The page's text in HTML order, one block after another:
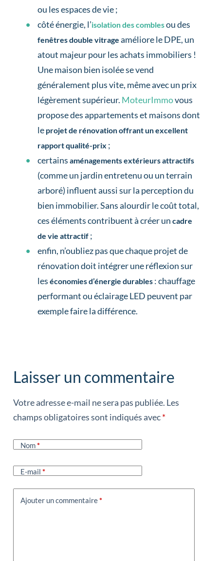
ou les espaces de vie ;
côté énergie, l’isolation des comblesou des
fenêtres double vitrage améliore le DPE, un
atout majeur pour les achats immobiliers !
Une maison bien isolée se vend
généralement plus vite, même avec un prix
légèrement supérieur. MoteurImmovous
propose des appartements et maisons dont
le projet de rénovation offrant un excellent
rapport qualité-prix ;
certains aménagements extérieurs attractifs
(comme un jardin entretenu ou un terrain
arboré) influent aussi sur la perception du
bien immobilier. Sans alourdir le coût total,
ces éléments contribuent à créer un cadre
de vie attractif;
enfin, n’oubliez pas que chaque projet de
rénovation doit intégrer une réflexion sur
les économies d’énergie durables: chauffage
performant ou éclairage LED peuvent par
exemple faire la différence.
Laisser un commentaire
Votre adresse e-mail ne sera pas publiée. Les
champs obligatoires sont indiqués avec*
Nom*
E-mail *
Ajouter un commentaire*